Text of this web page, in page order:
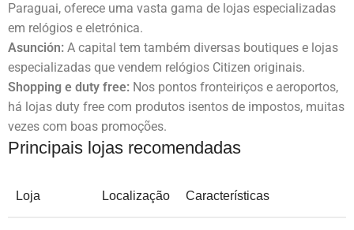
Paraguai, oferece uma vasta gama de lojas especializadas
em relógios e eletrónica.
Asunción: A capital tem também diversas boutiques e lojas
especializadas que vendem relógios Citizen originais.
Shopping e duty free: Nos pontos fronteiriços e aeroportos,
há lojas duty free com produtos isentos de impostos, muitas
vezes com boas promoções.
Principais lojas recomendadas
Loja Localização Características